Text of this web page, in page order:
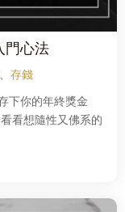
門心法
、 存錢
下你的年終獎金
看想隨性又佛系的